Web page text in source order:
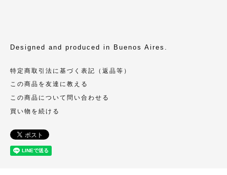
Designed and produced in Buenos Aires.
特定商取引法に基づく表記（返品等）
この商品を友達に教える
この商品について問い合わせる
買い物を続ける